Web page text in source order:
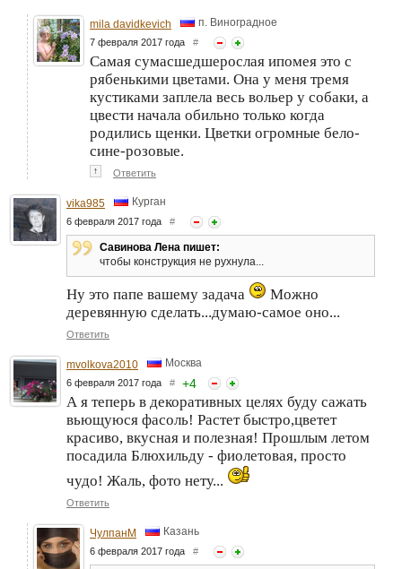
mila davidkevich п. Виноградное
7 февраля 2017 года #
Самая сумасшедшерослая ипомея это с
рябенькими цветами. Она у меня тремя
кустиками заплела весь вольер у собаки, а
цвести начала обильно только когда
родились щенки. Цветки огромные бело-
сине-розовые.
↑ Ответить
vika985 Курган
6 февраля 2017 года #
Савинова Лена пишет:
чтобы конструкция не рухнула...
Ну это папе вашему задача
Можно
деревянную сделать...думаю-самое оно...
Ответить
mvolkova2010 Москва
6 февраля 2017 года # +4
А я теперь в декоративных целях буду сажать
вьющуюся фасоль! Растет быстро,цветет
красиво, вкусная и полезная! Прошлым летом
посадила Блюхильду - фиолетовая, просто
чудо! Жаль, фото нету...
Ответить
ЧулпанМ Казань
6 февраля 2017 года #